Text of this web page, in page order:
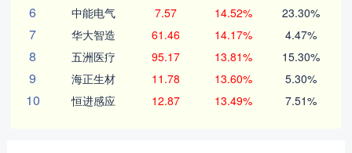
6 中能电气 7.57 14.52% 23.30%
7 华大智造 61.46 14.17% 4.47%
8 五洲医疗 95.17 13.81% 15.30%
9 海正生材 11.78 13.60% 5.30%
10 恒进感应 12.87 13.49% 7.51%